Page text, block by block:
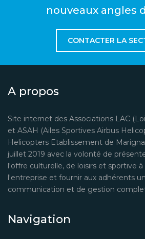
nouveaux angles
CONTACTER LA
A propos
Site internet des Associations LAC
et ASAH (Ailes Sportives Airbus
Helicopters Etablissement de
juillet 2019 avec la volonté de
l'offre culturelle, de loisirs et sportive à
l'entreprise et fournir aux adhérents
communication et de gestion
Navigation